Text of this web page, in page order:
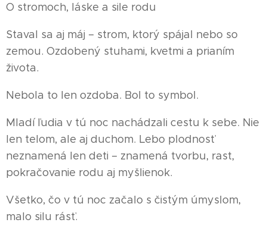
O stromoch, láske a sile rodu
Staval sa aj máj – strom, ktorý spájal nebo so
zemou. Ozdobený stuhami, kvetmi a prianím
života.
Nebola to len ozdoba. Bol to symbol.
Mladí ľudia v tú noc nachádzali cestu k sebe. Nie
len telom, ale aj duchom. Lebo plodnosť
neznamená len deti – znamená tvorbu, rast,
pokračovanie rodu aj myšlienok.
Všetko, čo v tú noc začalo s čistým úmyslom,
malo silu rásť.